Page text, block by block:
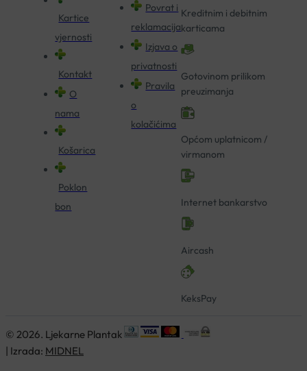
Kartice
vjernosti
Kontakt
O
nama
Košarica
Poklon
bon
Povrat i
reklamacija
Izjava o
privatnosti
Pravila
o
kolačićima
Kreditnim i debitnim
karticama
Gotovinom prilikom
preuzimanja
Općom uplatnicom /
virmanom
Internet bankarstvo
Aircash
KeksPay
© 2026. Ljekarne Plantak
| Izrada: MIDNEL